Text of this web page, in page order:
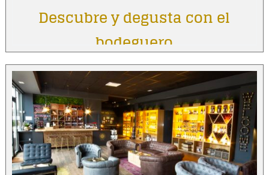
Descubre y degusta con el
bodeguero